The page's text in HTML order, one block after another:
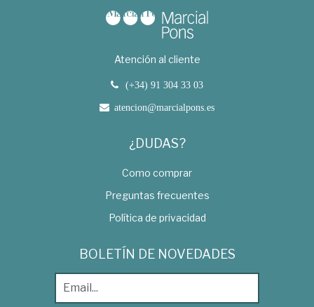
Atención al cliente
(+34) 91 304 33 03
atencion@marcialpons.es
¿DUDAS?
Como comprar
Preguntas frecuentes
Política de privacidad
BOLETÍN DE NOVEDADES